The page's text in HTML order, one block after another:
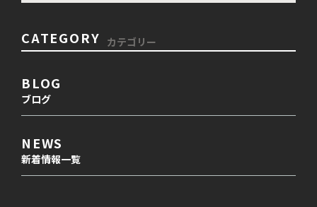
CATEGORY カテゴリー
BLOG
ブログ
NEWS
新着情報一覧